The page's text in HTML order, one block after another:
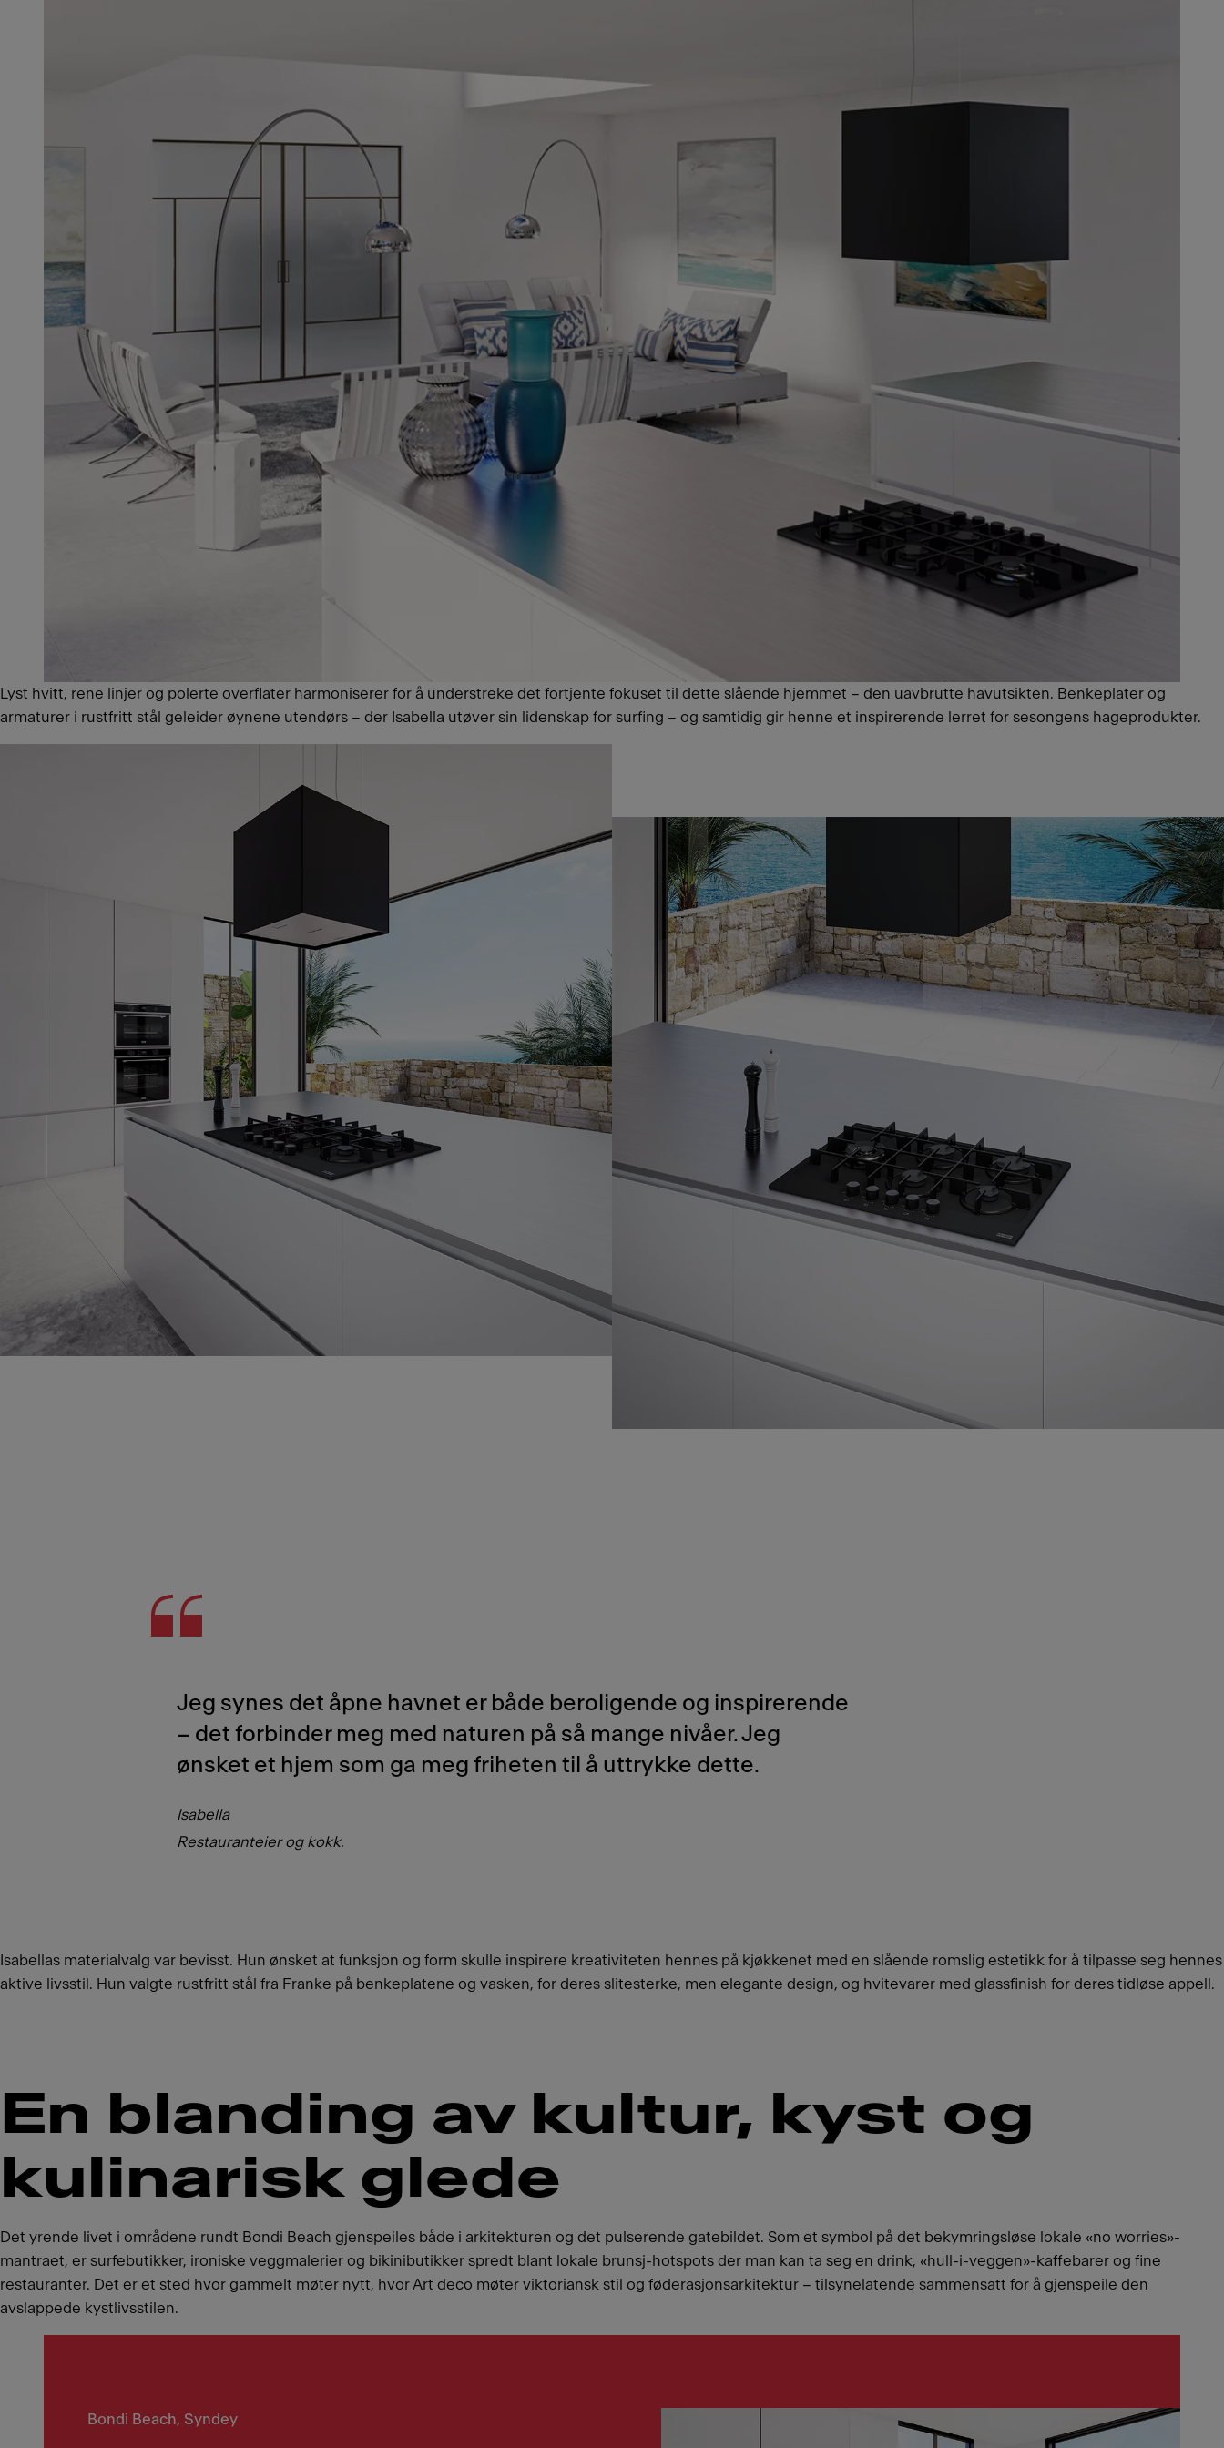
Lyst hvitt, rene linjer og polerte overflater harmoniserer for å understreke det fortjente fokuset til dette slående hjemmet – den uavbrutte havutsikten. Benkeplater og
armaturer i rustfritt stål geleider øynene utendørs – der Isabella utøver sin lidenskap for surfing – og samtidig gir henne et inspirerende lerret for sesongens hageprodukter.
Jeg synes det åpne havnet er både beroligende og inspirerende
– det forbinder meg med naturen på så mange nivåer. Jeg
ønsket et hjem som ga meg friheten til å uttrykke dette.
Isabella
Restauranteier og kokk.
Isabellas materialvalg var bevisst. Hun ønsket at funksjon og form skulle inspirere kreativiteten hennes på kjøkkenet med en slående romslig estetikk for å tilpasse seg hennes
aktive livsstil. Hun valgte rustfritt stål fra Franke på benkeplatene og vasken, for deres slitesterke, men elegante design, og hvitevarer med glassfinish for deres tidløse appell.
En blanding av kultur, kyst og
kulinarisk glede
Det yrende livet i områdene rundt Bondi Beach gjenspeiles både i arkitekturen og det pulserende gatebildet. Som et symbol på det bekymringsløse lokale «no worries»-
mantraet, er surfebutikker, ironiske veggmalerier og bikinibutikker spredt blant lokale brunsj-hotspots der man kan ta seg en drink, «hull-i-veggen»-kaffebarer og fine
restauranter. Det er et sted hvor gammelt møter nytt, hvor Art deco møter viktoriansk stil og føderasjonsarkitektur – tilsynelatende sammensatt for å gjenspeile den
avslappede kystlivsstilen.
Bondi Beach, Syndey